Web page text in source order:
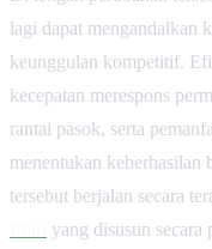
lagi dapat mengandalkan
keunggulan kompetitif.
kecepatan merespons
rantai pasok, serta
menentukan keberhasilan
tersebut berjalan secara
yang disusun secara